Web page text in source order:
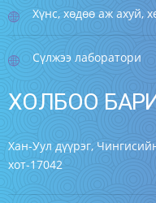
Хүнс, хөдөө аж ахуй,
Сүлжээ лаборатори
ХОЛБОО
Хан-Уул дүүрэг,
хот-17042